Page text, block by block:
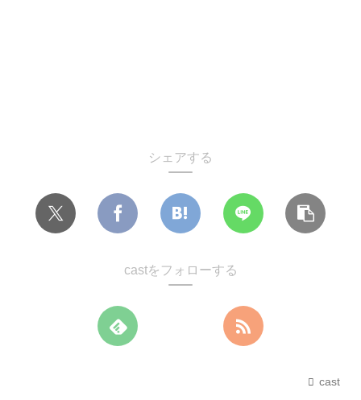
シェアする
castをフォローする
cast